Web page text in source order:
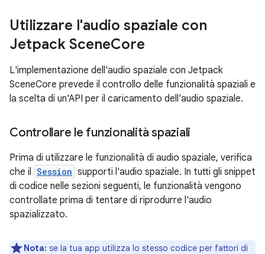
Utilizzare l'audio spaziale con
Jetpack SceneCore
L'implementazione dell'audio spaziale con Jetpack
SceneCore prevede il controllo delle funzionalità spaziali e
la scelta di un'API per il caricamento dell'audio spaziale.
Controllare le funzionalità spaziali
Prima di utilizzare le funzionalità di audio spaziale, verifica
che il Session supporti l'audio spaziale. In tutti gli snippet
di codice nelle sezioni seguenti, le funzionalità vengono
controllate prima di tentare di riprodurre l'audio
spazializzato.
Nota: se la tua app utilizza lo stesso codice per fattori di